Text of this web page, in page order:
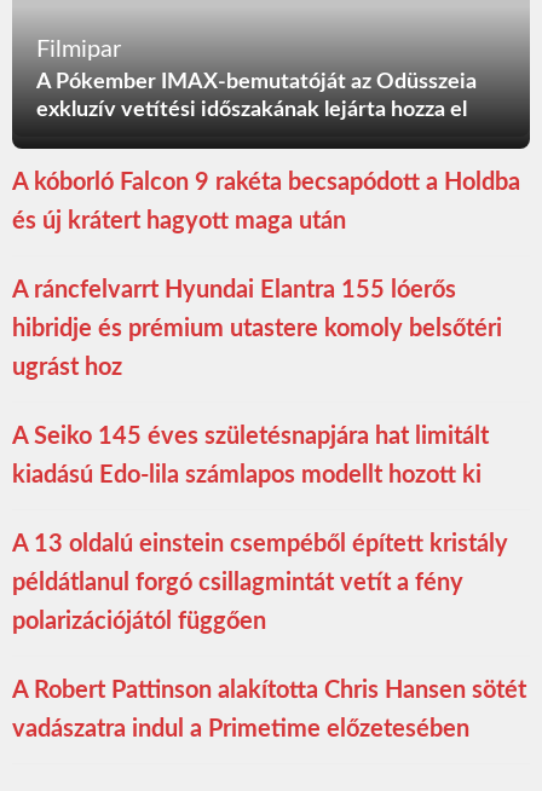
Filmipar
A Pókember IMAX-bemutatóját az Odüsszeia
exkluzív vetítési időszakának lejárta hozza el
A kóborló Falcon 9 rakéta becsapódott a Holdba
és új krátert hagyott maga után
A ráncfelvarrt Hyundai Elantra 155 lóerős
hibridje és prémium utastere komoly belsőtéri
ugrást hoz
A Seiko 145 éves születésnapjára hat limitált
kiadású Edo-lila számlapos modellt hozott ki
A 13 oldalú einstein csempéből épített kristály
példátlanul forgó csillagmintát vetít a fény
polarizációjától függően
A Robert Pattinson alakította Chris Hansen sötét
vadászatra indul a Primetime előzetesében